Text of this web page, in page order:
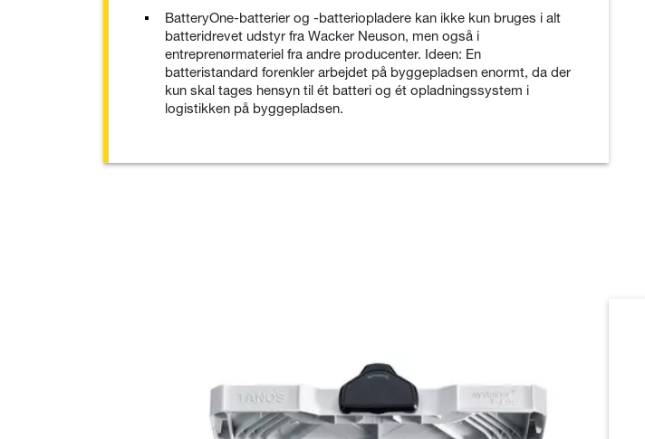
BatteryOne-batterier og -batteriopladere kan ikke kun bruges i alt
batteridrevet udstyr fra Wacker Neuson, men også i
entreprenørmateriel fra andre producenter. Ideen: En
batteristandard forenkler arbejdet på byggepladsen enormt, da der
kun skal tages hensyn til ét batteri og ét opladningssystem i
logistikken på byggepladsen.